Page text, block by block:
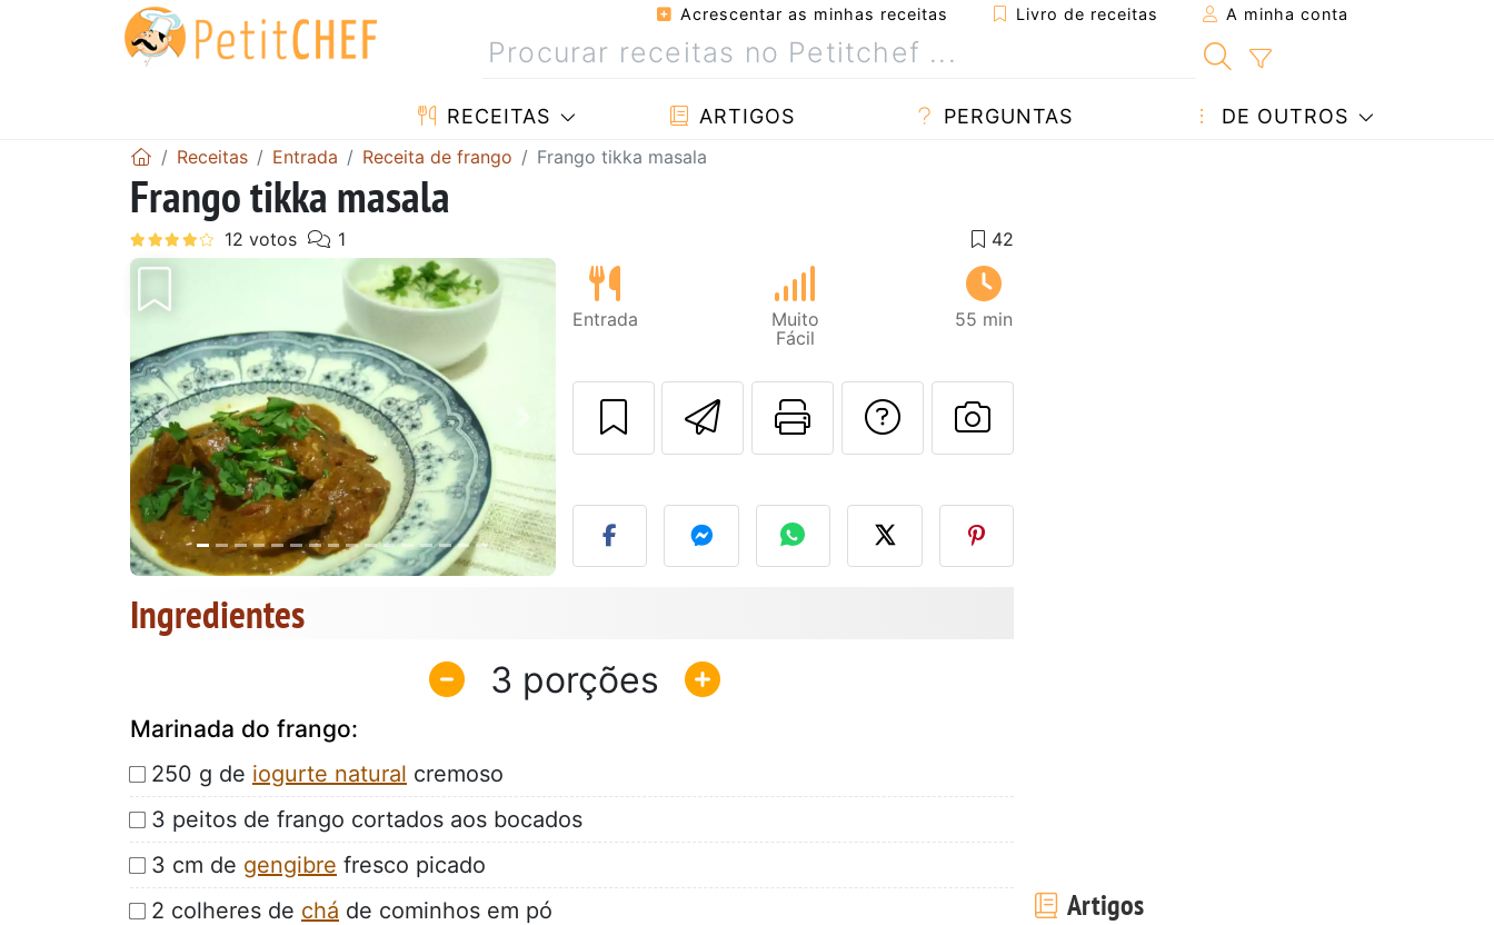
Acrescentar as minhas receitas Livro de receitas A minha conta
RECEITAS ARTIGOS PERGUNTAS DE OUTROS
Receitas Entrada Receita de frango Frango tikka masala
Frango tikka masala
Anterior
Entrada
Muito
Fácil
55 min
Enviar esta receita a um amigo
Imprima esta página
Falar com o autor da receita
Fez esta receita? Compartilhe
Ingredientes
3
Marinada do frango:
250 g de iogurte natural cremoso
3 peitos de frango cortados aos bocados
3 cm de gengibre fresco picado
2 colheres de chá de cominhos em pó
Artigos